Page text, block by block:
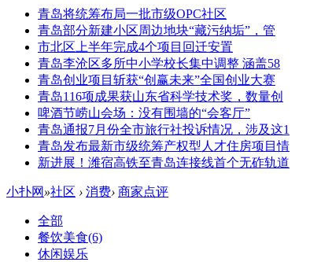
青岛将统筹布局一批市级OPC社区
青岛部分新建小区周边地块“藏污纳垢”，管
市北区上半年完成4个项目回迁安置
青岛李沧区多所中小学校长集中调整 涵盖58
青岛创业项目斩获“创赢未来”全国创业大赛
青岛116项成果获山东省科学技术奖，数量创
啤酒节崂山会场：没有围墙的“会客厅”
青岛通报7月份全市旅行社投诉情况，涉及这1
青岛发布最新市级统筹产权型人才住房项目情
新进展！潍宿高铁至青岛连接线首个无砟轨道
小扑网 »社区 › 消费› 商家点评
全部
餐饮美食(6)
休闲娱乐